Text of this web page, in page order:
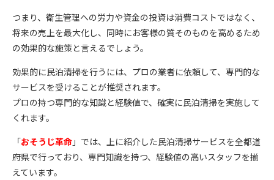
つまり、衛生管理への労力や資金の投資は消費コストではなく、
将来の売上を最大化し、同時にお客様の質そのものを高めるため
の効果的な施策と言えるでしょう。
効果的に民泊清掃を行うには、プロの業者に依頼して、専門的な
サービスを受けることが推奨されます。
プロの持つ専門的な知識と経験値で、確実に民泊清掃を実施して
くれます。
「おそうじ革命 」では、上に紹介した民泊清掃サービスを全都道
府県で行っており、専門知識を持つ、経験値の高いスタッフを揃
えています。